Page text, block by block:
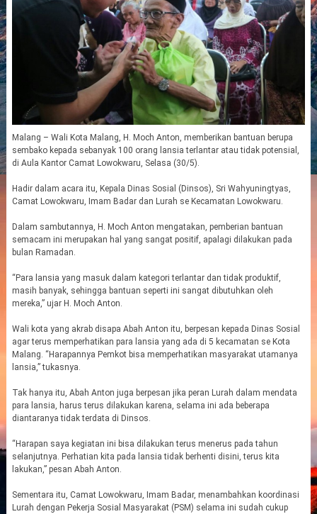
Malang – Wali Kota Malang, H. Moch Anton, memberikan bantuan berupa
sembako kepada sebanyak 100 orang lansia terlantar atau tidak potensial,
di Aula Kantor Camat Lowokwaru, Selasa (30/5).
Hadir dalam acara itu, Kepala Dinas Sosial (Dinsos), Sri Wahyuningtyas,
Camat Lowokwaru, Imam Badar dan Lurah se Kecamatan Lowokwaru.
Dalam sambutannya, H. Moch Anton mengatakan, pemberian bantuan
semacam ini merupakan hal yang sangat positif, apalagi dilakukan pada
bulan Ramadan.
“Para lansia yang masuk dalam kategori terlantar dan tidak produktif,
masih banyak, sehingga bantuan seperti ini sangat dibutuhkan oleh
mereka,” ujar H. Moch Anton.
Wali kota yang akrab disapa Abah Anton itu, berpesan kepada Dinas Sosial
agar terus memperhatikan para lansia yang ada di 5 kecamatan se Kota
Malang. “Harapannya Pemkot bisa memperhatikan masyarakat utamanya
lansia,” tukasnya.
Tak hanya itu, Abah Anton juga berpesan jika peran Lurah dalam mendata
para lansia, harus terus dilakukan karena, selama ini ada beberapa
diantaranya tidak terdata di Dinsos.
“Harapan saya kegiatan ini bisa dilakukan terus menerus pada tahun
selanjutnya. Perhatian kita pada lansia tidak berhenti disini, terus kita
lakukan,” pesan Abah Anton.
Sementara itu, Camat Lowokwaru, Imam Badar, menambahkan koordinasi
Lurah dengan Pekerja Sosial Masyarakat (PSM) selama ini sudah cukup